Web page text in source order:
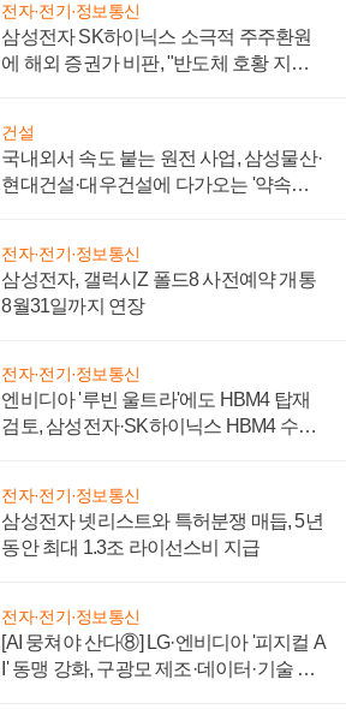
전자·전기·정보통신
삼성전자 SK하이닉스 소극적 주주환원
에 해외 증권가 비판, "반도체 호황 지속
건설
국내외서 속도 붙는 원전 사업, 삼성물산·
현대건설·대우건설에 다가오는 '약속의
전자·전기·정보통신
삼성전자, 갤럭시Z 폴드8 사전예약 개통
8월31일까지 연장
전자·전기·정보통신
엔비디아 '루빈 울트라'에도 HBM4 탑재
검토, 삼성전자·SK하이닉스 HBM4 수율
전자·전기·정보통신
삼성전자 넷리스트와 특허분쟁 매듭, 5년
동안 최대 1.3조 라이선스비 지급
전자·전기·정보통신
[AI 뭉쳐야 산다⑧] LG·엔비디아 '피지컬 A
I' 동맹 강화, 구광모 제조·데이터·기술 결